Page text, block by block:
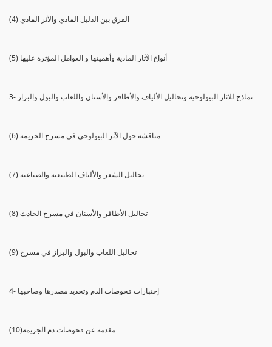
(4) الفرق بين الدليل المادي والآثر المادي
(5) أنواع الآثار المادية وأهميتها و العوامل المؤثرة عليها
3- نماذج للاثار البيولوجية وتحاليل الألياف والأظافر والأسنان واللعاب والبول والبراز
(6) مناقشة حول الآثر البيولوجي في مسرح الجريمة
(7) تحاليل الشعر والألياف الطبيعية والصناعية
(8) تحاليل الأظافر والأسنان في مسرح الحادث
(9) تحاليل اللعاب والبول والبراز في مسرح
4- إختبارات فحوصات الدم وتحديد مصدرها وصاحبها
(10)مقدمة عن فحوصات دم الجريمة